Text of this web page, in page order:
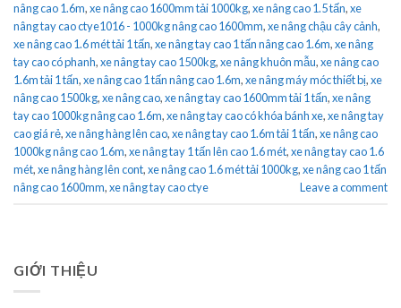
nâng cao 1.6m,xe nâng cao 1600mm tải 1000kg,xe nâng cao 1.5 tấn,xe
nâng tay cao ctye1016 - 1000kg nâng cao 1600mm,xe nâng chậu cây cảnh,
xe nâng cao 1.6 mét tải 1 tấn,xe nâng tay cao 1 tấn nâng cao 1.6m,xe nâng
tay cao có phanh,xe nâng tay cao 1500kg,xe nâng khuôn mẫu,xe nâng cao
1.6m tải 1 tấn,xe nâng cao 1 tấn nâng cao 1.6m,xe nâng máy móc thiết bị,xe
nâng cao 1500kg,xe nâng cao,xe nâng tay cao 1600mm tải 1 tấn,xe nâng
tay cao 1000kg nâng cao 1.6m,xe nâng tay cao có khóa bánh xe,xe nâng tay
cao giá rẻ,xe nâng hàng lên cao,xe nâng tay cao 1.6m tải 1 tấn,xe nâng cao
1000kg nâng cao 1.6m,xe nâng tay 1 tấn lên cao 1.6 mét,xe nâng tay cao 1.6
mét,xe nâng hàng lên cont,xe nâng cao 1.6 mét tải 1000kg,xe nâng cao 1 tấn
nâng cao 1600mm,xe nâng tay cao ctye Leave a comment
GIỚI THIỆU